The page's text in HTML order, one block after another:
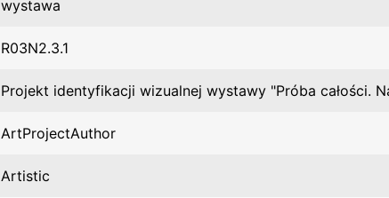
wystawa
R03N2.3.1
Projekt identyfikacji wizualnej wystawy "Próba całości.
ArtProjectAuthor
Artistic